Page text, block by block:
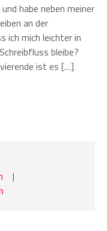
habe neben meiner
an der
ich mich leichter in
bleibe?
ist es […]
|